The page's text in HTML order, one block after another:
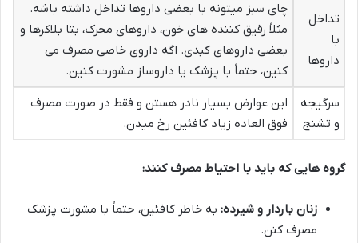
تداخل
با
داروها
چای سبز میتونه با بعضی داروها تداخل داشته باشه.
مثلاً رقیق کننده های خون، داروهای محرک، بتا بلاکرها و
بعضی داروهای کبدی. اگه داروی خاصی مصرف می
کنین، حتماً با پزشک یا داروساز مشورت کنین.
سرگیجه
و تشنج
این عوارض بسیار نادر هستن و فقط در صورت مصرف
فوق العاده زیاد کافئین رخ میدن.
گروه هایی که باید با احتیاط مصرف کنند:
زنان باردار و شیرده: به خاطر کافئین، حتماً با مشورت پزشک
مصرف کنن.